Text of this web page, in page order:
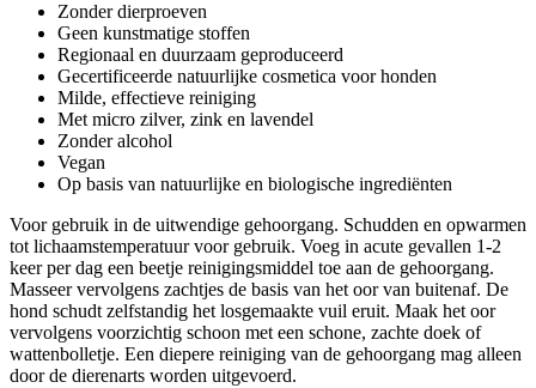
Zonder dierproeven
Geen kunstmatige stoffen
Regionaal en duurzaam geproduceerd
Gecertificeerde natuurlijke cosmetica voor honden
Milde, effectieve reiniging
Met micro zilver, zink en lavendel
Zonder alcohol
Vegan
Op basis van natuurlijke en biologische ingrediënten
Voor gebruik in de uitwendige gehoorgang. Schudden en opwarmen
tot lichaamstemperatuur voor gebruik. Voeg in acute gevallen 1-2
keer per dag een beetje reinigingsmiddel toe aan de gehoorgang.
Masseer vervolgens zachtjes de basis van het oor van buitenaf. De
hond schudt zelfstandig het losgemaakte vuil eruit. Maak het oor
vervolgens voorzichtig schoon met een schone, zachte doek of
wattenbolletje. Een diepere reiniging van de gehoorgang mag alleen
door de dierenarts worden uitgevoerd.